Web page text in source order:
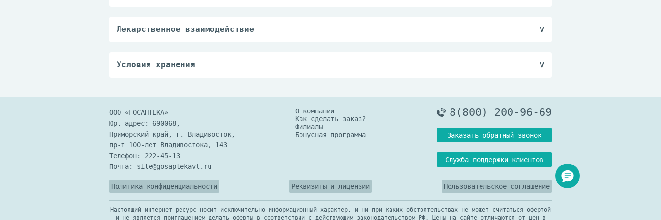
Лекарственное взаимодействие
Циметидин усиливает действие препарата.
Условия хранения
ООО «ГОСАПТЕКА»
Юр. адрес: 690068,
Приморский край, г. Владивосток,
пр-т 100-лет Владивостока, 143
Телефон: 222-45-13
Почта: site@gosaptekavl.ru
О компании
Как сделать заказ?
Филиалы
Бонусная программа
8(800) 200-96-69
Заказать обратный звонок
Служба поддержки клиентов
Политика конфиденциальности Реквизиты и лицензии Пользовательское соглашение
Настоящий интернет-ресурс носит исключительно информационный характер, и ни при каких обстоятельствах не может считаться офертой
и не является приглашением делать оферты в соответствии с действующим законодательством РФ. Цены на сайте отличаются от цен в